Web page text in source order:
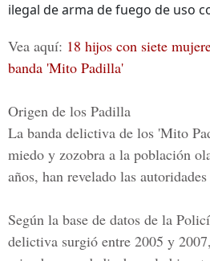
ilegal de arma de fuego de uso
Vea aquí: 18 hijos con siete
banda 'Mito Padilla'
Origen de los Padilla
La banda delictiva de los 'Mito
miedo y zozobra a la población
años, han revelado las
Según la base de datos de la
delictiva surgió entre 2005 y